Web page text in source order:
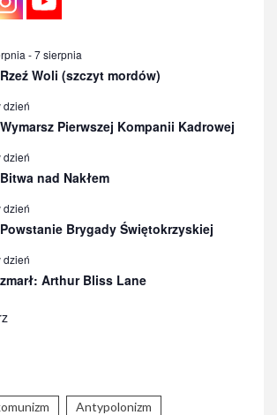
-7 sierpnia
Woli (szczyt mordów)
dzień
Pierwszej Kompanii Kadrowej
dzień
nad Nakłem
dzień
Brygady Świętokrzyskiej
dzień
Arthur Bliss Lane
Antypolonizm